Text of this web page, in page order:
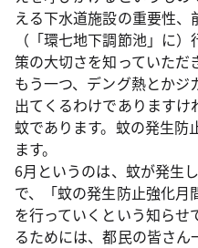
える下水道施設の重要性
（「環七地下調節池」に
策の大切さを知っていただ
もう一つ、デング熱とか
出てくるわけであります
蚊であります。蚊の発生防
ます。
6月というのは、蚊が発生
で、「蚊の発生防止強化月
を行っていくという知らせ
るためには、都民の皆さ